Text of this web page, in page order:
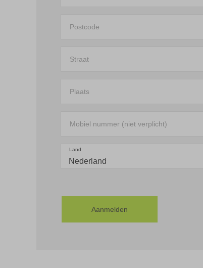
Postcode
Straat
Plaats
Mobiel nummer (niet verplicht)
Land